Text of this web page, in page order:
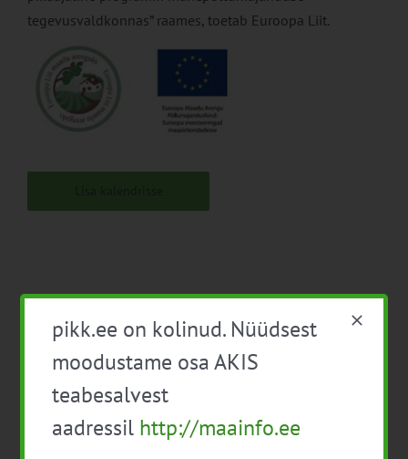
tegevusvaldkonnas” raames, toetab Euroopa Liit.
Facebook
X LinkedInEmail
Mahetoodete turundus
Juhtimisotsuste
pikk.ee on kolinud. Nüüdsest
moodustame osa AKIS
teabesalvest
aadressil http://maainfo.ee